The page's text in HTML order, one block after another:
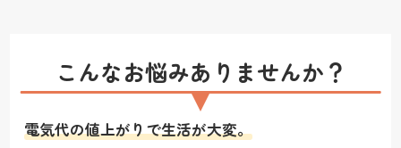
こんなお悩みありませんか？
電気代の値上がりで生活が大変。